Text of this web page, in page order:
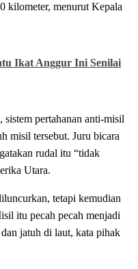
kilometer, menurut Kepala
Ikat Anggur Ini Senilai
sistem pertahanan anti-misil
misil tersebut. Juru bicara
rudal itu “tidak
Utara.
tetapi kemudian
itu pecah pecah menjadi
jatuh di laut, kata pihak